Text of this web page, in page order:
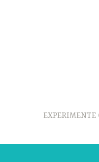
EXPERIMENTE